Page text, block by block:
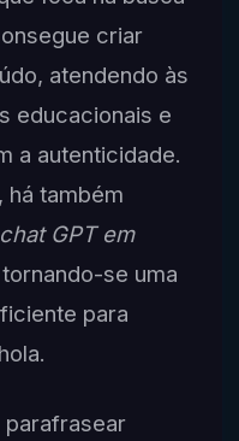
criar
atendendo às
educacionais e
a autenticidade.
há também
GPT em
se uma
para
parafrasear